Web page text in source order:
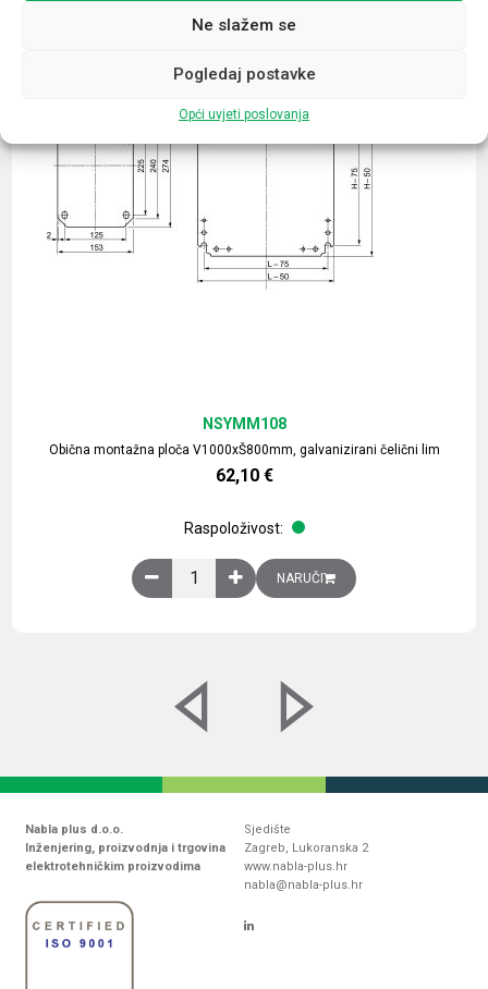
Ne slažem se
Pogledaj postavke
Opći uvjeti poslovanja
Obična montažna ploča V1000xŠ800mm, galvanizirani čelični lim
NSYMM108
62,10 €
Raspoloživost:
Obična montažna ploča V1000xŠ800mm,
NARUČI
Nabla plus d.o.o.
Inženjering, proizvodnja i trgovina
elektrotehničkim proizvodima
Sjedište
Zagreb, Lukoranska 2
www.nabla-plus.hr
nabla@nabla-plus.hr